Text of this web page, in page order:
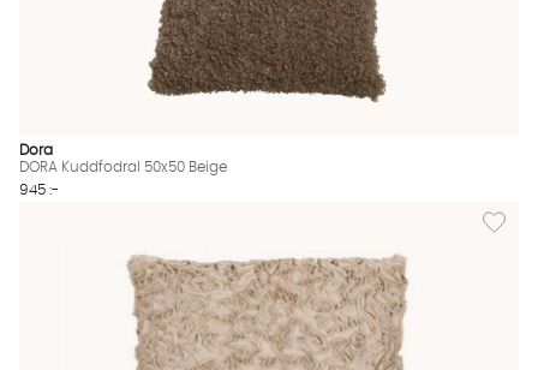
Dora
DORA Kuddfodral 50x50 Beige
945 :-
Lägg